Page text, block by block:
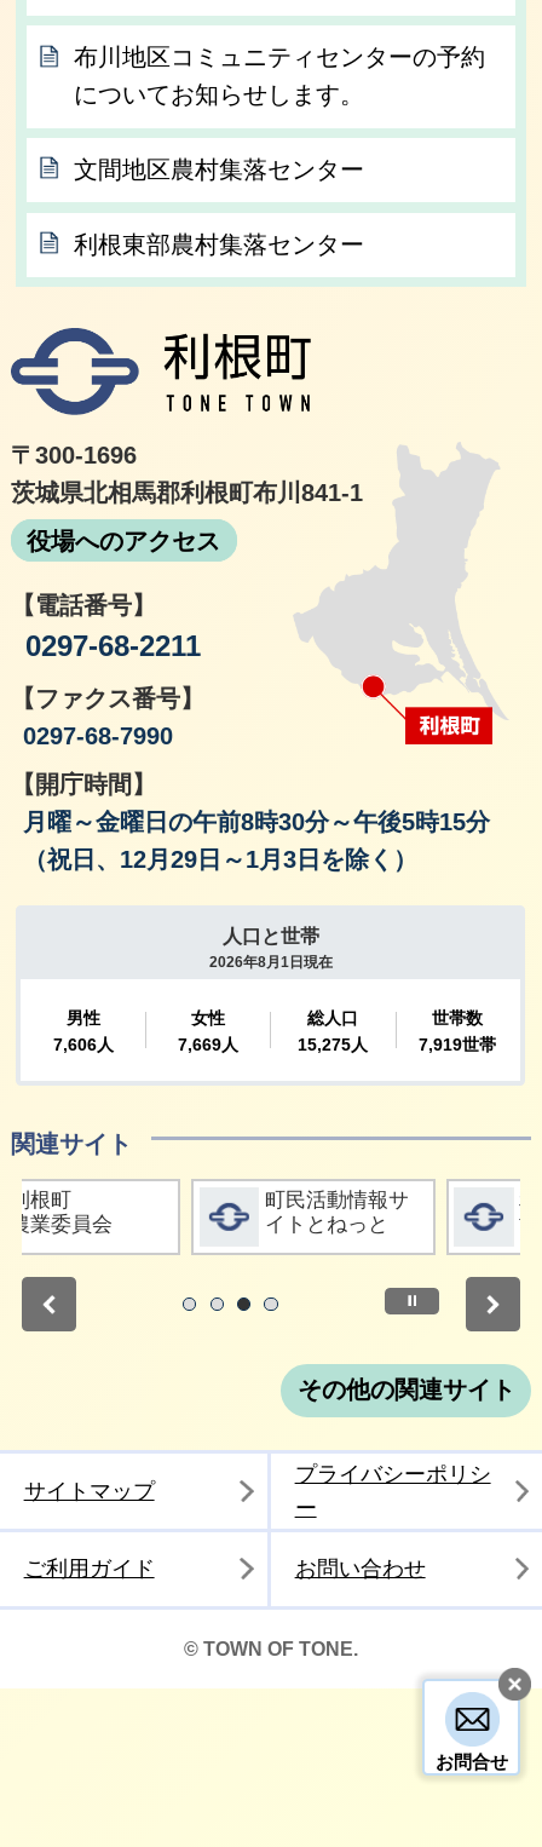
お問合せ
布川地区コミュニティセンターの予約
についてお知らせします。
文間地区農村集落センター
利根東部農村集落センター
〒300-1696
茨城県北相馬郡利根町布川841-1
役場へのアクセス
【電話番号】
0297-68-2211
【ファクス番号】
0297-68-7990
【開庁時間】
月曜～金曜日の午前8時30分～午後5時15分
（祝日、12月29日～1月3日を除く）
関連サイト
る 詳細をみる
町民活動情報サ
イトとねっと
詳細をみ
利根町社会福祉
停止
その他の関連サイト
サイトマップ
プライバシーポリシ
ー
ご利用ガイド お問い合わせ
© TOWN OF TONE.